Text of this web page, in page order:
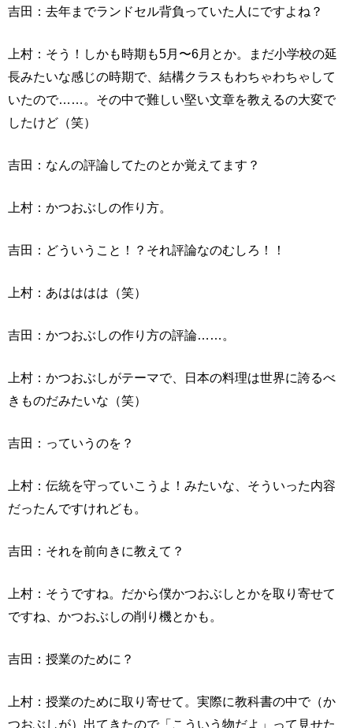
吉田：去年までランドセル背負っていた人にですよね？
上村：そう！しかも時期も5月〜6月とか。まだ小学校の延
長みたいな感じの時期で、結構クラスもわちゃわちゃして
いたので……。その中で難しい堅い文章を教えるの大変で
したけど（笑）
吉田：なんの評論してたのとか覚えてます？
上村：かつおぶしの作り方。
吉田：どういうこと！？それ評論なのむしろ！！
上村：あはははは（笑）
吉田：かつおぶしの作り方の評論……。
上村：かつおぶしがテーマで、日本の料理は世界に誇るべ
きものだみたいな（笑）
吉田：っていうのを？
上村：伝統を守っていこうよ！みたいな、そういった内容
だったんですけれども。
吉田：それを前向きに教えて？
上村：そうですね。だから僕かつおぶしとかを取り寄せて
ですね、かつおぶしの削り機とかも。
吉田：授業のために？
上村：授業のために取り寄せて。実際に教科書の中で（か
つおぶしが）出てきたので「こういう物だよ」って見せた